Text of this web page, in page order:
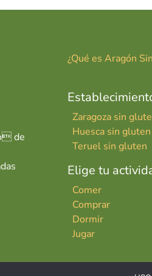
de
¿Qué es Aragón
Zaragoza sin
Huesca sin gluten
Teruel sin gluten
Elige tu
Comer
Comprar
Dormir
Jugar